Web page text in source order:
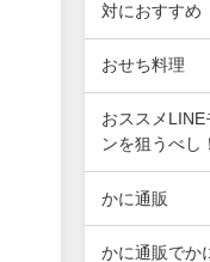
対におすすめ
おせち料理
おススメ
ンを狙うべし！
かに通販
かに通販でか